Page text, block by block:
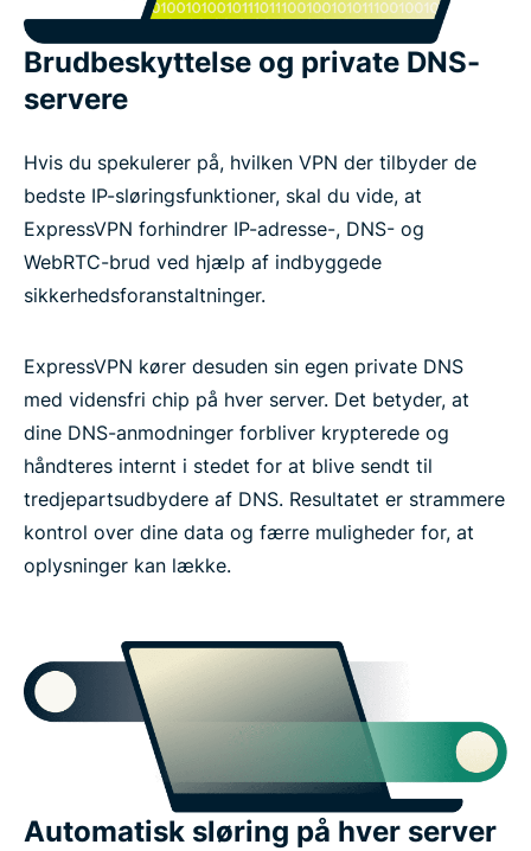
Brudbeskyttelse og private DNS-
servere
Hvis du spekulerer på, hvilken VPN der tilbyder de
bedste IP-sløringsfunktioner, skal du vide, at
ExpressVPN forhindrer IP-adresse-, DNS- og
WebRTC-brud ved hjælp af indbyggede
sikkerhedsforanstaltninger.
ExpressVPN kører desuden sin egen private DNS
med vidensfri chip på hver server. Det betyder, at
dine DNS-anmodninger forbliver krypterede og
håndteres internt i stedet for at blive sendt til
tredjepartsudbydere af DNS. Resultatet er strammere
kontrol over dine data og færre muligheder for, at
oplysninger kan lække.
Automatisk sløring på hver server